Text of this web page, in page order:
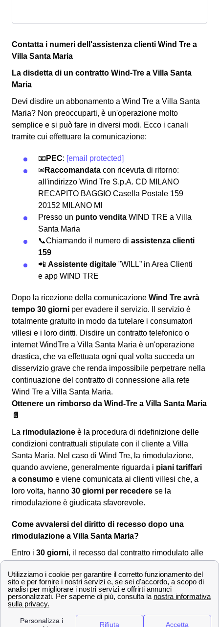
Contatta i numeri dell'assistenza clienti Wind Tre a
Villa Santa Maria
La disdetta di un contratto Wind-Tre a Villa Santa
Maria
Devi disdire un abbonamento a Wind Tre a Villa Santa
Maria? Non preoccuparti, è un'operazione molto
semplice e si può fare in diversi modi. Ecco i canali
tramite cui effettuare la comunicazione:
📧 PEC: [email protected]
✉Raccomandata con ricevuta di ritorno:
all'indirizzo Wind Tre S.p.A. CD MILANO
RECAPITO BAGGIO Casella Postale 159
20152 MILANO MI
Presso un punto vendita WIND TRE a Villa
Santa Maria
📞Chiamando il numero di assistenza clienti
159
📲 Assistente digitale "WILL” in Area Clienti
e app WIND TRE
Dopo la ricezione della comunicazione Wind Tre avrà
tempo 30 giorni per evadere il servizio. Il servizio è
totalmente gratuito in modo da tutelare i consumatori
villesi e i loro diritti. Disdire un contratto telefonico o
internet WindTre a Villa Santa Maria è un'operazione
drastica, che va effettuata ogni qual volta succeda un
disservizio grave che renda impossibile perpetrare nella
continuazione del contratto di connessione alla rete
Wind Tre a Villa Santa Maria.
Ottenere un rimborso da Wind-Tre a Villa Santa Maria
📄
La rimodulazione è la procedura di ridefinizione delle
condizioni contrattuali stipulate con il cliente a Villa
Santa Maria. Nel caso di Wind Tre, la rimodulazione,
quando avviene, generalmente riguarda i piani tariffari
a consumo e viene comunicata ai clienti villesi che, a
loro volta, hanno 30 giorni per recedere se la
rimodulazione è giudicata sfavorevole.
Come avvalersi del diritto di recesso dopo una
rimodulazione a Villa Santa Maria?
Entro i 30 giorni, il recesso dal contratto rimodulato alle
villesi. Per comunicare la volontà di recesso si dovrà
utilizzare uno dei seguenti canali:
Servizio clienti Wind-Tre: contattabile al159
Raccomandata A/R a:Wind Tre S.p.A. CD